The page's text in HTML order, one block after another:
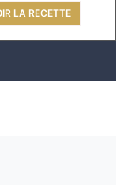
LA RECETTE